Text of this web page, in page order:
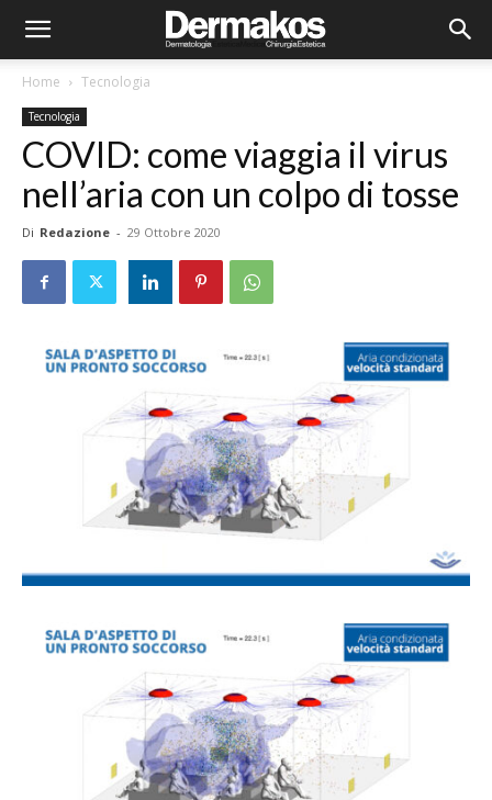
Home Tecnologia
Tecnologia
COVID: come viaggia il virus
nell’aria con un colpo di tosse
Di Redazione - 29 Ottobre 2020